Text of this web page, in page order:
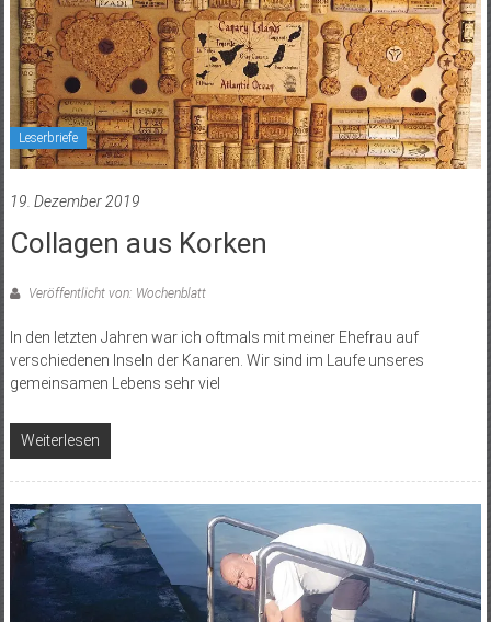
Leserbriefe
19. Dezember 2019
Collagen aus Korken
Veröffentlicht von: Wochenblatt
In den letzten Jahren war ich oftmals mit meiner Ehefrau auf
verschiedenen Inseln der Kanaren. Wir sind im Laufe unseres
gemeinsamen Lebens sehr viel
Weiterlesen